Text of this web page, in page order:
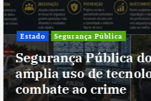
Cultura
Cultura do
tradições e fortalece
um estado em
transformação